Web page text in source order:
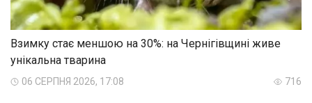
Взимку стає меншою на 30%: на Чернігівщині живе
унікальна тварина
06 СЕРПНЯ 2026, 17:08 716